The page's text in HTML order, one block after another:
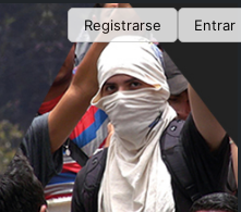
Registrarse Entrar